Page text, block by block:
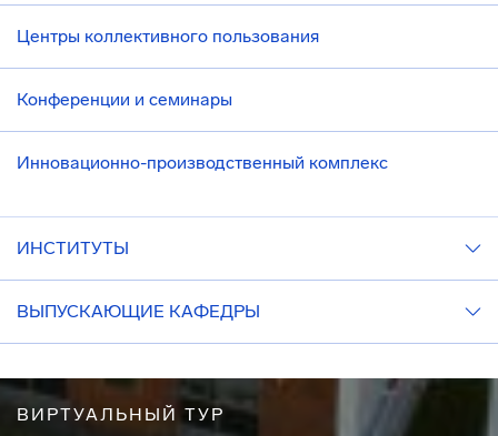
Центры коллективного пользования
Конференции и семинары
Инновационно-производственный комплекс
ИНСТИТУТЫ
ВЫПУСКАЮЩИЕ КАФЕДРЫ
ВИРТУАЛЬНЫЙ ТУР